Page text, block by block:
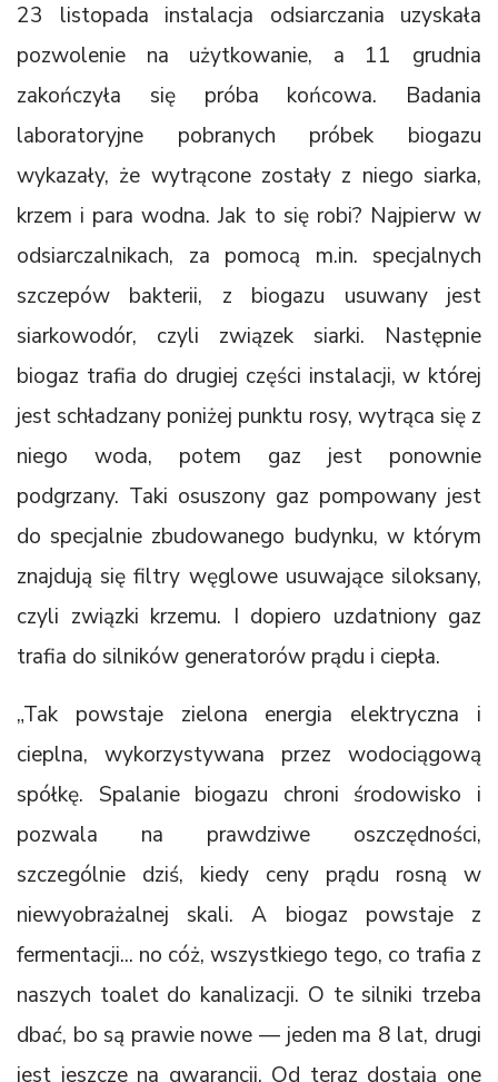
23 listopada instalacja odsiarczania uzyskała
pozwolenie na użytkowanie, a 11 grudnia
zakończyła się próba końcowa. Badania
laboratoryjne pobranych próbek biogazu
wykazały, że wytrącone zostały z niego siarka,
krzem i para wodna. Jak to się robi? Najpierw w
odsiarczalnikach, za pomocą m.in. specjalnych
szczepów bakterii, z biogazu usuwany jest
siarkowodór, czyli związek siarki. Następnie
biogaz trafia do drugiej części instalacji, w której
jest schładzany poniżej punktu rosy, wytrąca się z
niego woda, potem gaz jest ponownie
podgrzany. Taki osuszony gaz pompowany jest
do specjalnie zbudowanego budynku, w którym
znajdują się filtry węglowe usuwające siloksany,
czyli związki krzemu. I dopiero uzdatniony gaz
trafia do silników generatorów prądu i ciepła.
„Tak powstaje zielona energia elektryczna i
cieplna, wykorzystywana przez wodociągową
spółkę. Spalanie biogazu chroni środowisko i
pozwala na prawdziwe oszczędności,
szczególnie dziś, kiedy ceny prądu rosną w
niewyobrażalnej skali. A biogaz powstaje z
fermentacji... no cóż, wszystkiego tego, co trafia z
naszych toalet do kanalizacji. O te silniki trzeba
dbać, bo są prawie nowe — jeden ma 8 lat, drugi
jest jeszcze na gwarancji. Od teraz dostają one